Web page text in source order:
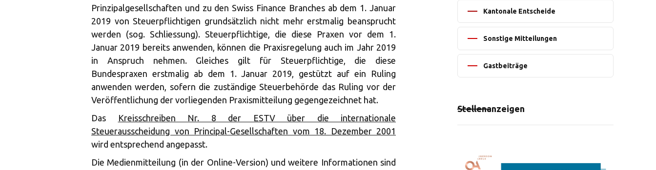
Prinzipalgesellschaften und zu den Swiss Finance Branches ab dem 1. Januar
2019 von Steuerpflichtigen grundsätzlich nicht mehr erstmalig beansprucht
werden (sog. Schliessung). Steuerpflichtige, die diese Praxen vor dem 1.
Januar 2019 bereits anwenden, können die Praxisregelung auch im Jahr 2019
in Anspruch nehmen. Gleiches gilt für Steuerpflichtige, die diese
Bundespraxen erstmalig ab dem 1. Januar 2019, gestützt auf ein Ruling
anwenden werden, sofern die zuständige Steuerbehörde das Ruling vor der
Veröffentlichung der vorliegenden Praxismitteilung gegengezeichnet hat.
Das
Kreisschreiben Nr. 8 der ESTV über die internationale
Steuerausscheidung von Principal-Gesellschaften vom 18. Dezember 2001
wird entsprechend angepasst.
Die Medienmitteilung (in der Online-Version) und weitere Informationen sind
Kantonale Entscheide
Sonstige Mitteilungen
Gastbeiträge
Stellenanzeigen